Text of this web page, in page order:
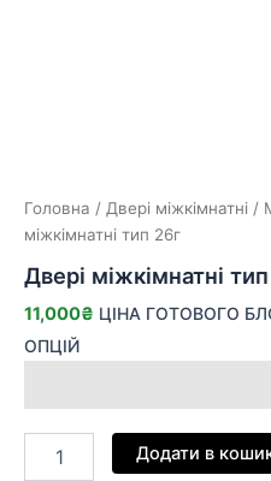
Головна / Двері міжкімнатні /
міжкімнатні тип 26г
Двері міжкімнатні
11,000₴ ЦІНА ГОТОВОГО
ОПЦІЙ
Додати в